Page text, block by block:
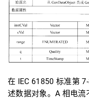
在 IEC 61850 标准第
述数据对象。A 相电流